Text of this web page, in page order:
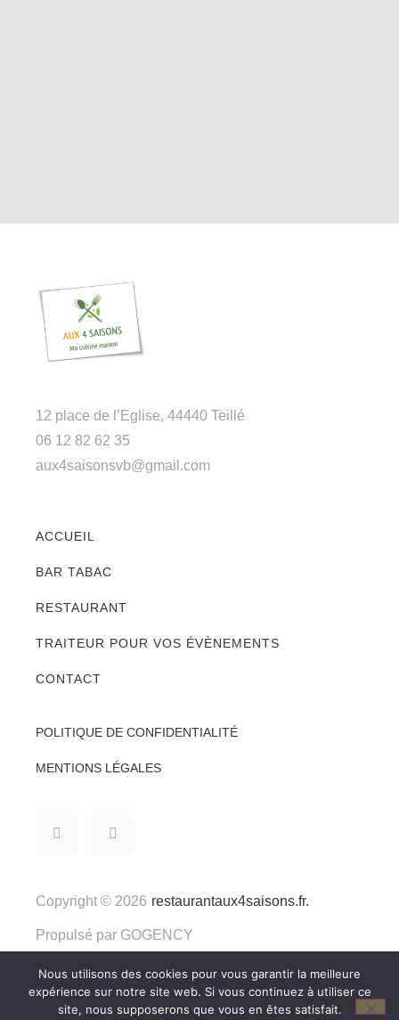
12 place de l’Eglise, 44440 Teillé
06 12 82 62 35
aux4saisonsvb@gmail.com
ACCUEIL
BAR TABAC
RESTAURANT
TRAITEUR POUR VOS ÉVÈNEMENTS
CONTACT
POLITIQUE DE CONFIDENTIALITÉ
MENTIONS LÉGALES
Copyright © 2026 restaurantaux4saisons.fr.
Propulsé par GOGENCY
Nous utilisons des cookies pour vous garantir la meilleure
expérience sur notre site web. Si vous continuez à utiliser ce
site, nous supposerons que vous en êtes satisfait.